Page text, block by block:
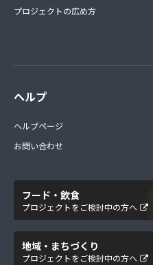
プロジェクトの広め方
ヘルプ
ヘルプページ
お問い合わせ
フード・飲食
プロジェクトをご検討中の方へ
地域・まちづくり
プロジェクトをご検討中の方へ